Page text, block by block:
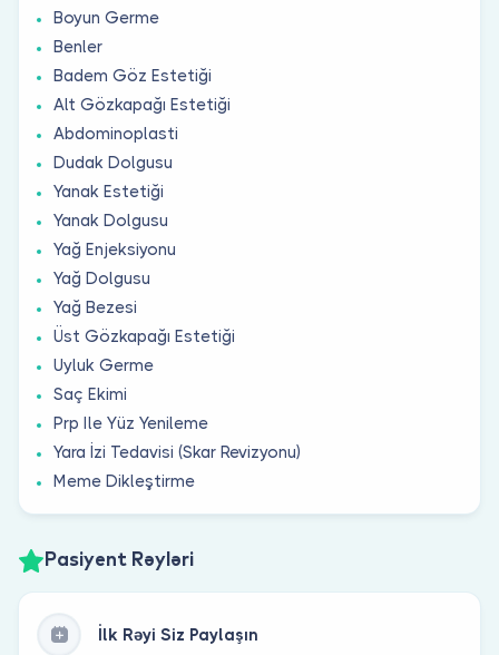
Boyun Germe
Benler
Badem Göz Estetiği
Alt Gözkapağı Estetiği
Abdominoplasti
Dudak Dolgusu
Yanak Estetiği
Yanak Dolgusu
Yağ Enjeksiyonu
Yağ Dolgusu
Yağ Bezesi
Üst Gözkapağı Estetiği
Uyluk Germe
Saç Ekimi
Prp Ile Yüz Yenileme
Yara İzi Tedavisi (Skar Revizyonu)
Meme Dikleştirme
Pasiyent Rəyləri
İlk Rəyi Siz Paylaşın